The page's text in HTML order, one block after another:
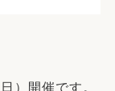
）開催です。